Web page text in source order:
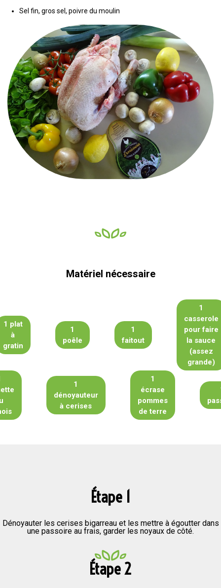
Sel fin, gros sel, poivre du moulin
Matériel nécessaire
1 plat
à
gratin
1
poêle
1
faitout
1
casserole
pour faire
la sauce
(assez
grande)
1
dénoyauteur
à cerises
1
écrase
pommes
de terre
Étape 1
Dénoyauter les cerises bigarreau et les mettre à égoutter dans
une passoire au frais, garder les noyaux de côté.
Étape 2